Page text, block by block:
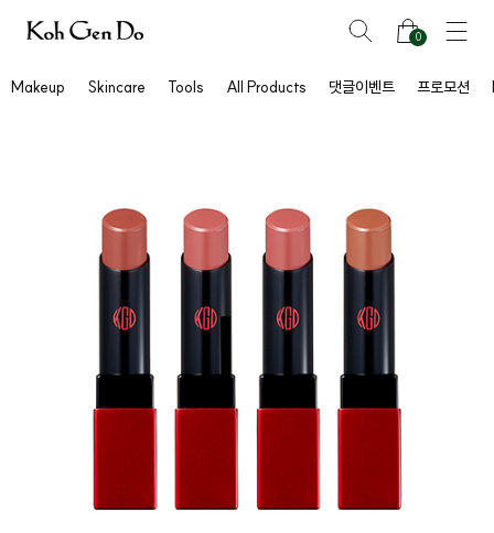
0
Makeup Skincare Tools All Products 댓글이벤트 프로모션